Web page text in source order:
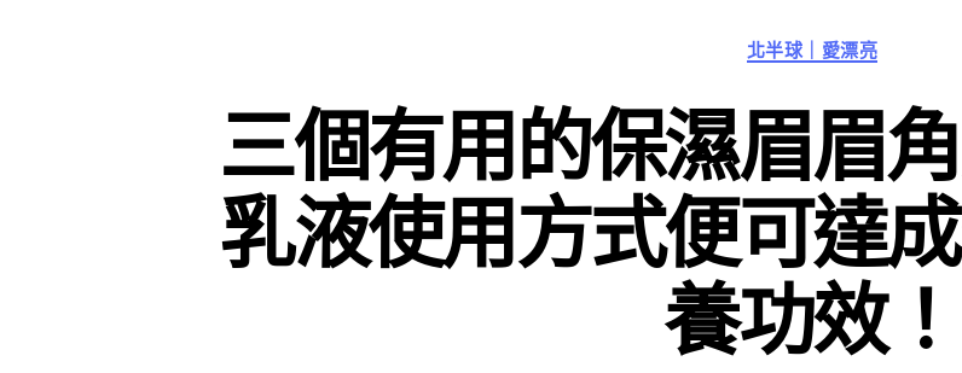
分
類
北半球｜愛漂亮
三個有用的保濕眉眉
乳液使用方式便可達
養功效！